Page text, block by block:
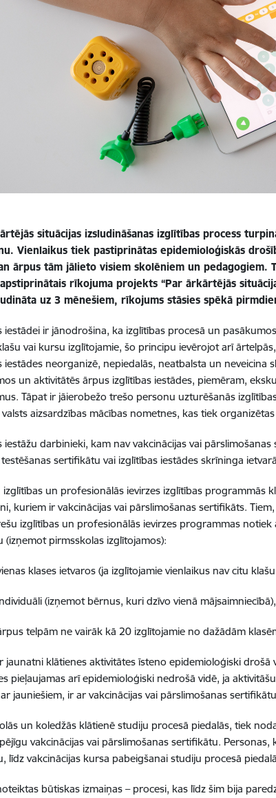
situācijas izsludināšanas izglītības process
Vienlaikus tiek pastiprinātas epidemioloģiskās
ārpus tām jālieto visiem skolēniem un pedagogiem.
rīkojuma projekts “Par ārkārtējās
uz 3 mēnešiem, rīkojums stāsies spēkā
iestādei ir jānodrošina, ka izglītības procesā un
vai kursu izglītojamie, šo principu ievērojot arī
iestādes neorganizē, nepiedalās, neatbalsta un
un aktivitātēs ārpus izglītības iestādes, piemēram,
Tāpat ir jāierobežo trešo personu uzturēšanās
aizsardzības mācības nometnes, kas tiek
iestāžu darbinieki, kam nav vakcinācijas vai
sertifikātu vai izglītības iestādes skrīninga
izglītības un profesionālās ievirzes izglītības programmās
kuriem ir vakcinācijas vai pārslimošanas sertifikāts.
izglītības un profesionālās ievirzes programmas
(izņemot pirmsskolas izglītojamos):
klases ietvaros (ja izglītojamie vienlaikus nav citu klašu
(izņemot bērnus, kuri dzīvo vienā mājsaimniecībā),
telpām ne vairāk kā 20 izglītojamie no dažādām
jaunatni klātienes aktivitātes īsteno epidemioloģiski drošā
pieļaujamas arī epidemioloģiski nedrošā vidē, ja
jauniešiem, ir ar vakcinācijas vai pārslimošanas
un koledžās klātienē studiju procesā piedalās, tiek
vakcinācijas vai pārslimošanas sertifikātu.
līdz vakcinācijas kursa pabeigšanai studiju procesā
būtiskas izmaiņas – procesi, kas līdz šim bija